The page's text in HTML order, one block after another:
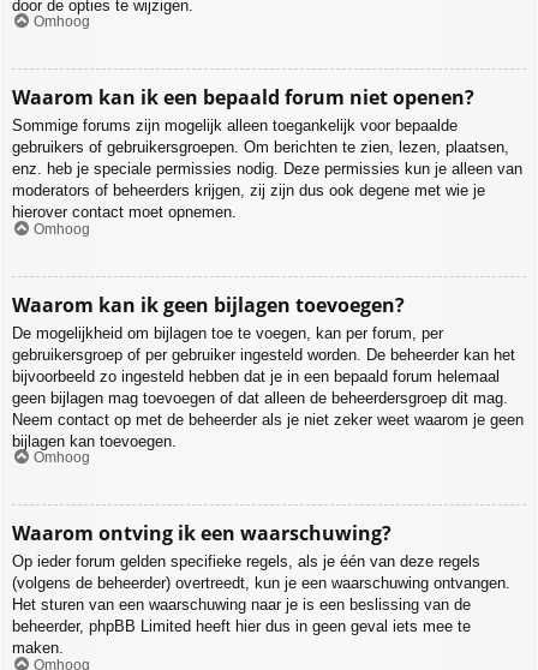
door de opties te wijzigen.
Omhoog
Waarom kan ik een bepaald forum niet openen?
Sommige forums zijn mogelijk alleen toegankelijk voor bepaalde
gebruikers of gebruikersgroepen. Om berichten te zien, lezen, plaatsen,
enz. heb je speciale permissies nodig. Deze permissies kun je alleen van
moderators of beheerders krijgen, zij zijn dus ook degene met wie je
hierover contact moet opnemen.
Omhoog
Waarom kan ik geen bijlagen toevoegen?
De mogelijkheid om bijlagen toe te voegen, kan per forum, per
gebruikersgroep of per gebruiker ingesteld worden. De beheerder kan het
bijvoorbeeld zo ingesteld hebben dat je in een bepaald forum helemaal
geen bijlagen mag toevoegen of dat alleen de beheerdersgroep dit mag.
Neem contact op met de beheerder als je niet zeker weet waarom je geen
bijlagen kan toevoegen.
Omhoog
Waarom ontving ik een waarschuwing?
Op ieder forum gelden specifieke regels, als je één van deze regels
(volgens de beheerder) overtreedt, kun je een waarschuwing ontvangen.
Het sturen van een waarschuwing naar je is een beslissing van de
beheerder, phpBB Limited heeft hier dus in geen geval iets mee te
maken.
Omhoog